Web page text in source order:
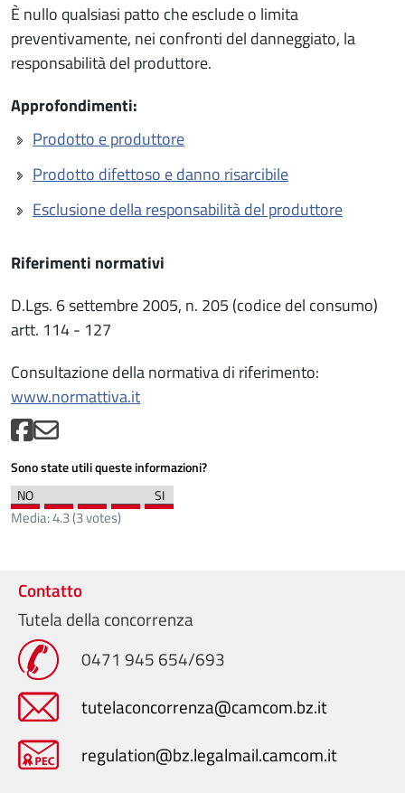
È nullo qualsiasi patto che esclude o limita
preventivamente, nei confronti del danneggiato, la
responsabilità del produttore.
Approfondimenti:
Prodotto e produttore
Prodotto difettoso e danno risarcibile
Esclusione della responsabilità del produttore
Riferimenti normativi
D.Lgs. 6 settembre 2005, n. 205 (codice del consumo)
artt. 114 - 127
Consultazione della normativa di riferimento:
www.normattiva.it
Sono state utili queste informazioni?
Media:4.3(3votes)
Contatto
Tutela della concorrenza
0471 945 654/693
tutelaconcorrenza@camcom.bz.it
regulation@bz.legalmail.camcom.it